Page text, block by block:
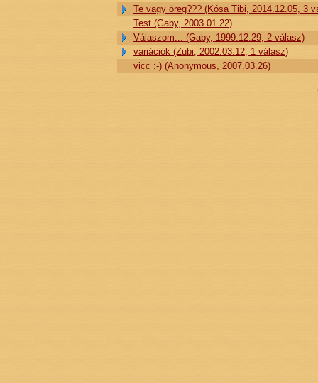
Te vagy öreg??? (Kósa Tibi, 2014.12.05, 3
Test (Gaby, 2003.01.22)
Válaszom... (Gaby, 1999.12.29, 2 válasz)
variációk (Zubi, 2002.03.12, 1 válasz)
vicc :-) (Anonymous, 2007.03.26)